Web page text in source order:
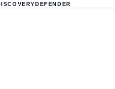
DEFENDER